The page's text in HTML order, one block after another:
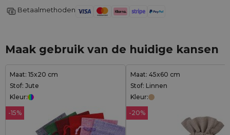
Betaalmethoden
Maak gebruik van de huidige kansen
Maat: 15x20 cm
Stof: Jute
Kleur:
-15%
Maat: 45x60 cm
Stof: Linnen
Kleur:
-20%